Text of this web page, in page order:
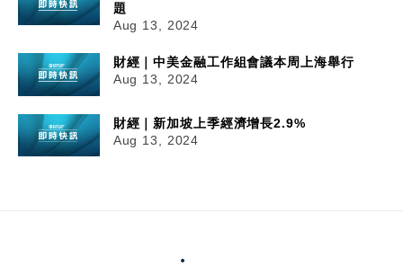
題
Aug 13, 2024
財經｜中美金融工作組會議本周上海舉行
Aug 13, 2024
財經｜新加坡上季經濟增長2.9%
Aug 13, 2024